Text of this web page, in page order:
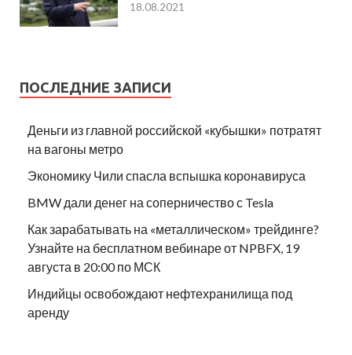
18.08.2021
ПОСЛЕДНИЕ ЗАПИСИ
Деньги из главной российской «кубышки» потратят
на вагоны метро
Экономику Чили спасла вспышка коронавируса
BMW дали денег на соперничество с Tesla
Как зарабатывать на «металлическом» трейдинге?
Узнайте на бесплатном вебинаре от NPBFX, 19
августа в 20:00 по МСК
Индийцы освобождают нефтехранилища под
аренду